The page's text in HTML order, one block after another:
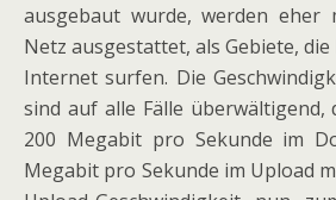
ausgebaut wurde, werden eher
Netz ausgestattet, als Gebiete,
Internet surfen. Die
sind auf alle Fälle überwältigend,
200 Megabit pro Sekunde im
Megabit pro Sekunde im Upload